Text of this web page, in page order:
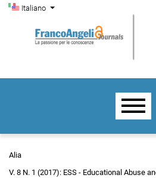
Salta al menu principale di
Salta al contenuto principale
Salta al piè di pagina del sito
Cambia la lingua. La lingua corrente è:
Italiano
Menu di
Menu principale
Alia
V. 8 N. 1 (2017): ESS - Educational Abuse